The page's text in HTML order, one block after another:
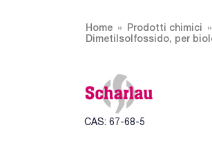
Home Prodotti chimici
Dimetilsolfossido, per
CAS: 67-68-5